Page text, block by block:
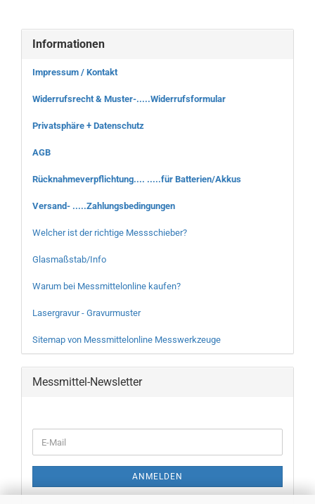
Informationen
Impressum / Kontakt
Widerrufsrecht & Muster-.....Widerrufsformular
Privatsphäre + Datenschutz
AGB
Rücknahmeverpflichtung.... .....für Batterien/Akkus
Versand- .....Zahlungsbedingungen
Welcher ist der richtige Messschieber?
Glasmaßstab/Info
Warum bei Messmittelonline kaufen?
Lasergravur - Gravurmuster
Sitemap von Messmittelonline Messwerkzeuge
Messmittel-Newsletter
ZUR
E-
Mail
ANMELDEN